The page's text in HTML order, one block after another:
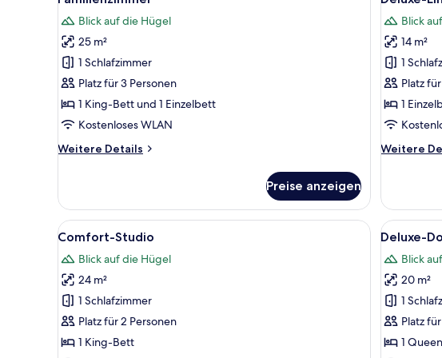
Fotos
für
Familienzimmer
anzeigen
Blick auf die Hügel
25 m²
1 Schlafzimmer
Platz für 3 Personen
1 King-Bett und 1 Einzelbett
Kostenloses WLAN
Weitere Details
Weitere
Preise anzeigen
Fotos
für
Deluxe-
Blick
14 m²
1
Platz
1
Weitere
Weitere
Alle
Fotos
für
Comfort-
Studio
anzeigen
Ein Doppelbett mit zwei Kissen, einem
14
Comfort-Studio
Blick auf die Hügel
24 m²
1 Schlafzimmer
Platz für 2 Personen
1 King-Bett
Alle
Fotos
für
Deluxe-
15
Deluxe-
Blick
20 m²
1
Platz
1